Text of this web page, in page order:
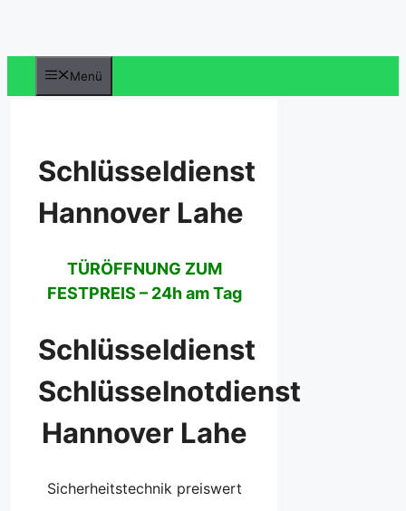
springen
Menü
Schlüsseldienst
Hannover Lahe
TÜRÖFFNUNG ZUM
FESTPREIS – 24h am Tag
Schlüsseldienst
Schlüsselnotdienst
Hannover Lahe
Sicherheitstechnik preiswert